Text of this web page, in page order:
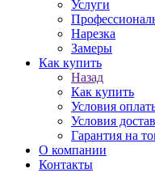
Услуги
Нарезка
Замеры
Как купить
Назад
Как купить
Условия
Условия
Гарантия на
О компании
Контакты